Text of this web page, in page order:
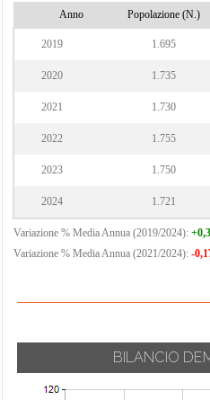
Anno Popolazione (N.)
2019 1.695
2020 1.735
2021 1.730
2022 1.755
2023 1.750
2024 1.721
Variazione % Media Annua (2019/2024):
Variazione % Media Annua (2021/2024): -
BILANCIO